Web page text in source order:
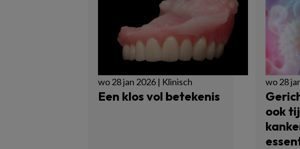
wo 28 jan 2026 | Klinisch
Een klos vol betekenis
wo 28
ook